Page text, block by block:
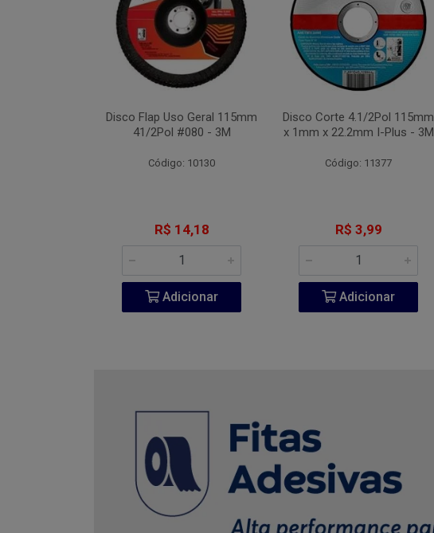
Disco Flap Uso Geral 115mm
41/2Pol #080 - 3M
Código: 10130
R$ 14,18
Adicionar
Disco Corte 4.1/2Pol 115mm
x 1mm x 22.2mm I-Plus - 3M
Código: 11377
R$ 3,99
Adicionar